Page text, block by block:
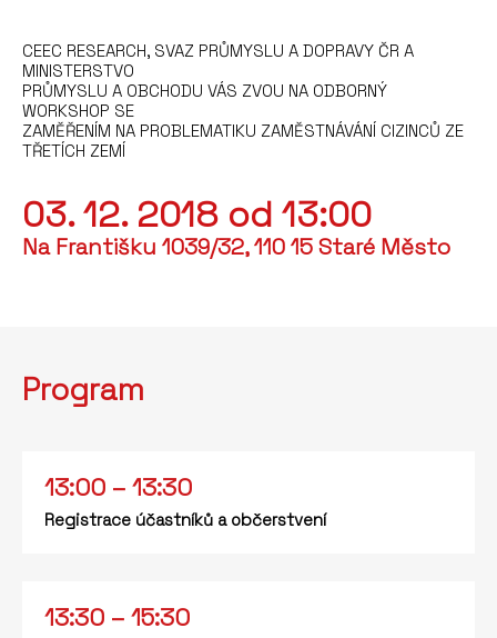
CEEC RESEARCH, SVAZ PRŮMYSLU A DOPRAVY ČR A
MINISTERSTVO
PRŮMYSLU A OBCHODU VÁS ZVOU NA ODBORNÝ
WORKSHOP SE
ZAMĚŘENÍM NA PROBLEMATIKU ZAMĚSTNÁVÁNÍ CIZINCŮ ZE
TŘETÍCH ZEMÍ
03. 12. 2018 od 13:00
Na Františku 1039/32, 110 15 Staré Město
Program
13:00 – 13:30
Registrace účastníků a občerstvení
13:30 – 15:30